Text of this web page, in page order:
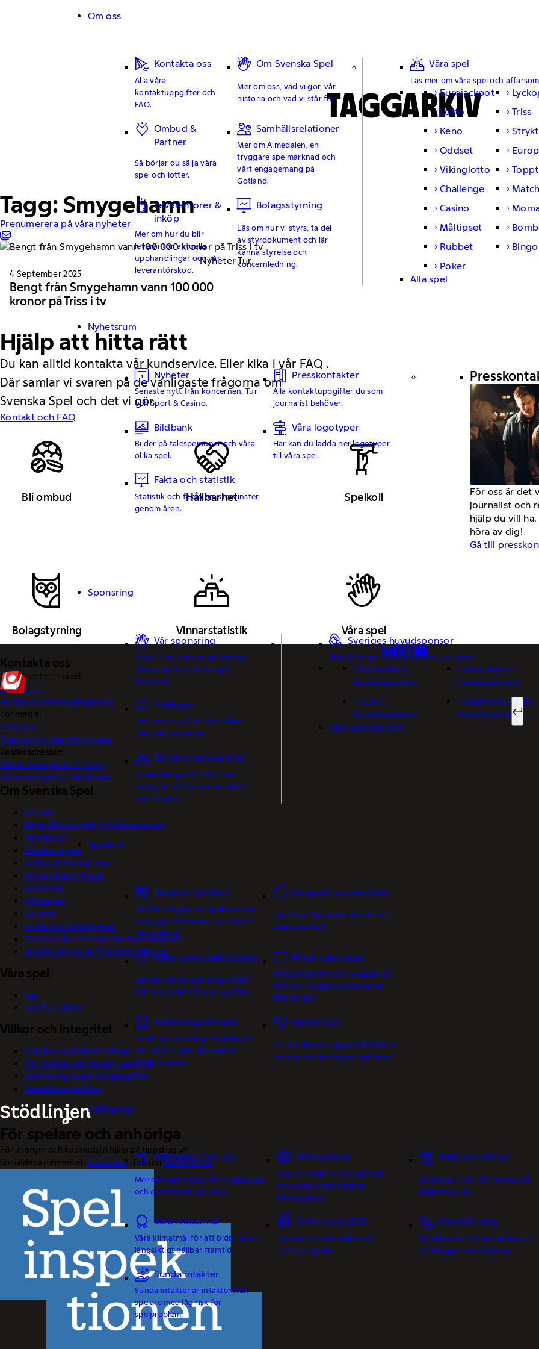
Om oss
Kontakta oss
Alla våra
kontaktuppgifter och
FAQ.
Om Svenska Spel
Mer om oss, vad vi gör, vår
historia och vad vi står för.
Ombud &
Partner
Så börjar du sälja våra
spel och lotter.
Samhällsrelationer
Mer om Almedalen, en
tryggare spelmarknad och
vårt engagemang på
Gotland.
Leverantörer &
inköp
Mer om hur du blir
leverantör, aktuella
upphandlingar och vår
leverantörskod.
Bolagsstyrning
Läs om hur vi styrs, ta del
av styrdokument och lär
känna styrelse och
koncernledning.
Våra spel
Läs mer om våra spel och
Eurojackpot
Lotto
Triss
Keno
Oddset
Vikinglotto
Challenge
Casino
Måltipset
Rubbet
Bingo
Poker
Alla spel
Nyhetsrum
Nyheter
Senaste nytt från koncernen, Tur
och Sport & Casino.
Presskontakter
Alla kontaktuppgifter du som
journalist behöver.
Bildbank
Bilder på talespersoner och våra
olika spel.
Våra logotyper
Här kan du ladda ner logotyper
till våra spel.
Fakta och statistik
Statistik och fakta om storvinster
genom åren.
För oss är det
journalist och
hjälp du vill
höra av dig!
Gå till
Sponsring
Vår sponsring
Vi ger fler chansen att idrotta,
utvecklas och prestera på
toppnivå.
Riktlinjer
Läs mer om syftet och målen
med vår sponsring.
Elitidrottsstipendiet
Stipendiet ger elitidrottare
möjlighet att kombinera idrott
med studier.
Sveriges huvudsponsor
Vi är Sveriges största sponsor av idrott.
Fotbollens
huvudsponsor
Ishockeyns
huvudsponsor
SOK:s
huvudsponsor
Skidförbundets
huvudsponsor
Våra samarbeten
Spelkoll
Detta är Spelkoll
Det blir roligare att spela när det
är tryggt och säkert. Läs mer om
vår spelkoll.
Så spelar du med koll
Det finns flera enkla tips för att
spela med koll.
Känn igen spelproblem
Lär dig känna igen spelproblem
och hur du kan få eller ge stöd.
Prata med unga
Prata med barn och unga på ett
sätt som bygger sunda vanor
från början.
Forskning om spel
Ta del av forskningsresultat och
läs mer om vårt oberoende
forskningsråd.
Spelansvar
För att skapa trygga spel följer vi
kunden i varje steg av spelresan.
Hållbarhet
Hållbarhet hos oss
Mer om vårt arbete för trygga spel
och ett hållbart samhälle.
Affärsansvar
Mer om varför vi ska vara ett
föredöme inom hållbart
företagande.
Miljö och klimat
Så jobbar vi för att minska vår
miljöpåverkan.
Våra klimatmål
Våra klimatmål för att bidra till en
långsiktigt hållbar framtid.
Grönt kort 2030
Läs mer om vårt miljö- och
klimatprogram.
Matchfixning
Vi jobbar för att motverka och
förebygga matchfixning.
Sunda intäkter
Sunda intäkter är intäkter från
spelare med låg risk för
spelproblem.
Sök
TAGGARKIV
Tagg: Smygehamn
Prenumerera på våra nyheter
Nyheter Tur
4 September 2025
Bengt från Smygehamn vann 100 000
kronor på Triss i tv
Hjälp att hitta rätt
Du kan alltid kontakta vår kundservice. Eller kika i vår FAQ .
Där samlar vi svaren på de vanligaste frågorna om
Svenska Spel och det vi gör.
Kontakt och FAQ
Bli ombud Hållbarhet Spelkoll
Bolagstyrning Vinnarstatistik Våra spel
Kontakta oss
Kundtjänst och växel:
0770-11 11 11
kundservice@svenskaspel.se
För media:
Pressjour
Pressjour vinster och vinnare
Besöksadresser:
Norra Hansegatan 17, Visby
Katarinavägen 15, Stockholm
Om Svenska Spel
Om oss
Börja sälja spel eller bli Vegaspartner
Nyhetsrum
Våra logotyper
Jobba på Svenska Spel
Vanliga frågor & svar
Sponsring
Hållbarhet
Spelkoll
Skydd mot bedrägerier
Så motverkar Svenska Spel penningtvätt
Användning av AI för kommunikation
Våra spel
Tur
Sport & Casino
Villkor och integritet
Välj dina cookieinställningar
Om cookies och personuppgifter
Behandling av personuppgifter
Visselblåsarfunktion
För spelare och anhöriga
För anonym och kostnadsfri hjälp på uppdrag av
Socialdepartementet. Stödlinjen. Telefon020-81 91 00.